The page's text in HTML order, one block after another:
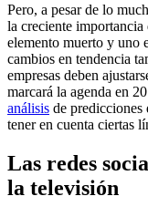
Pero, a pesar de lo
la creciente importancia
elemento muerto y uno
cambios en tendencia
empresas deben
marcará la agenda en
análisis de predicciones
tener en cuenta ciertas
Las redes
la televisión